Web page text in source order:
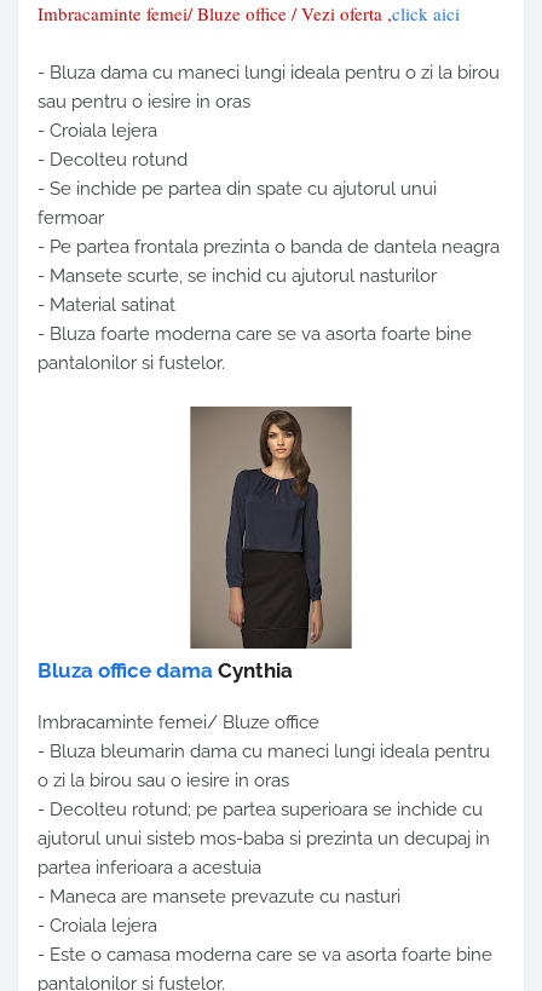
Imbracaminte femei/ Bluze office / Vezi oferta ,click aici
- Bluza dama cu maneci lungi ideala pentru o zi la birou
sau pentru o iesire in oras
- Croiala lejera
- Decolteu rotund
- Se inchide pe partea din spate cu ajutorul unui
fermoar
- Pe partea frontala prezinta o banda de dantela neagra
- Mansete scurte, se inchid cu ajutorul nasturilor
- Material satinat
- Bluza foarte moderna care se va asorta foarte bine
pantalonilor si fustelor.
Bluza office dama Cynthia
Imbracaminte femei/ Bluze office
- Bluza bleumarin dama cu maneci lungi ideala pentru
o zi la birou sau o iesire in oras
- Decolteu rotund; pe partea superioara se inchide cu
ajutorul unui sisteb mos-baba si prezinta un decupaj in
partea inferioara a acestuia
- Maneca are mansete prevazute cu nasturi
- Croiala lejera
- Este o camasa moderna care se va asorta foarte bine
pantalonilor si fustelor.